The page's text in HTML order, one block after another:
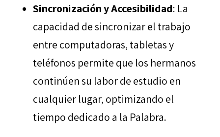
Sincronización y Accesibilidad: La
capacidad de sincronizar el trabajo
entre computadoras, tabletas y
teléfonos permite que los hermanos
continúen su labor de estudio en
cualquier lugar, optimizando el
tiempo dedicado a la Palabra.